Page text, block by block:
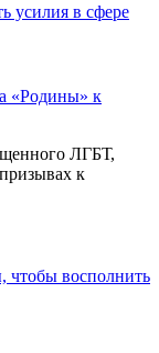
усилия в сфере
«Родины» к
ЛГБТ,
к
восполнить